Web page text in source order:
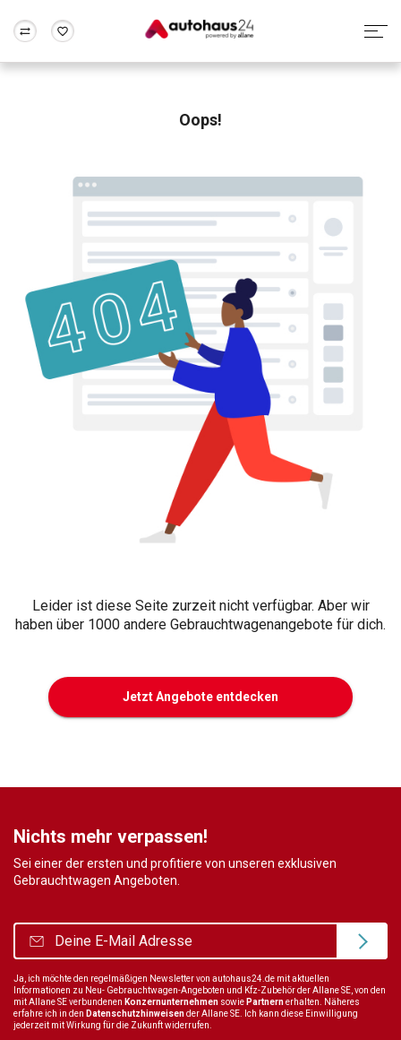
Rund um die Inzahlungnahme
Oops!
Leider ist diese Seite zurzeit nicht verfügbar. Aber wir
haben über 1000 andere Gebrauchtwagenangebote für dich.
Jetzt Angebote entdecken
Nichts mehr verpassen!
Sei einer der ersten und profitiere von unseren exklusiven
Gebrauchtwagen Angeboten.
Ja, ich möchte den regelmäßigen Newsletter von autohaus24.de mit aktuellen
Informationen zu Neu- Gebrauchtwagen-Angeboten und Kfz-Zubehör der Allane SE, von den
mit Allane SE verbundenen Konzernunternehmen sowie Partnernerhalten. Näheres
erfahre ich in den Datenschutzhinweisender Allane SE. Ich kann diese Einwilligung
jederzeit mit Wirkung für die Zukunft widerrufen.